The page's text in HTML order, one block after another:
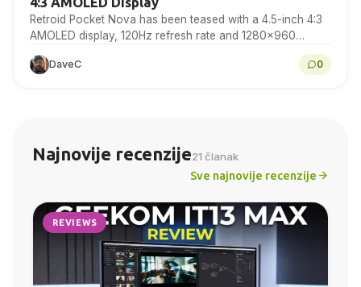
Retroid Pocket Nova has been teased with a 4.5-inch 4:3
AMOLED display, 120Hz refresh rate and 1280×960
DaveC 0
Najnovije recenzije21 članak
Sve najnovije recenzije
REVIEWS